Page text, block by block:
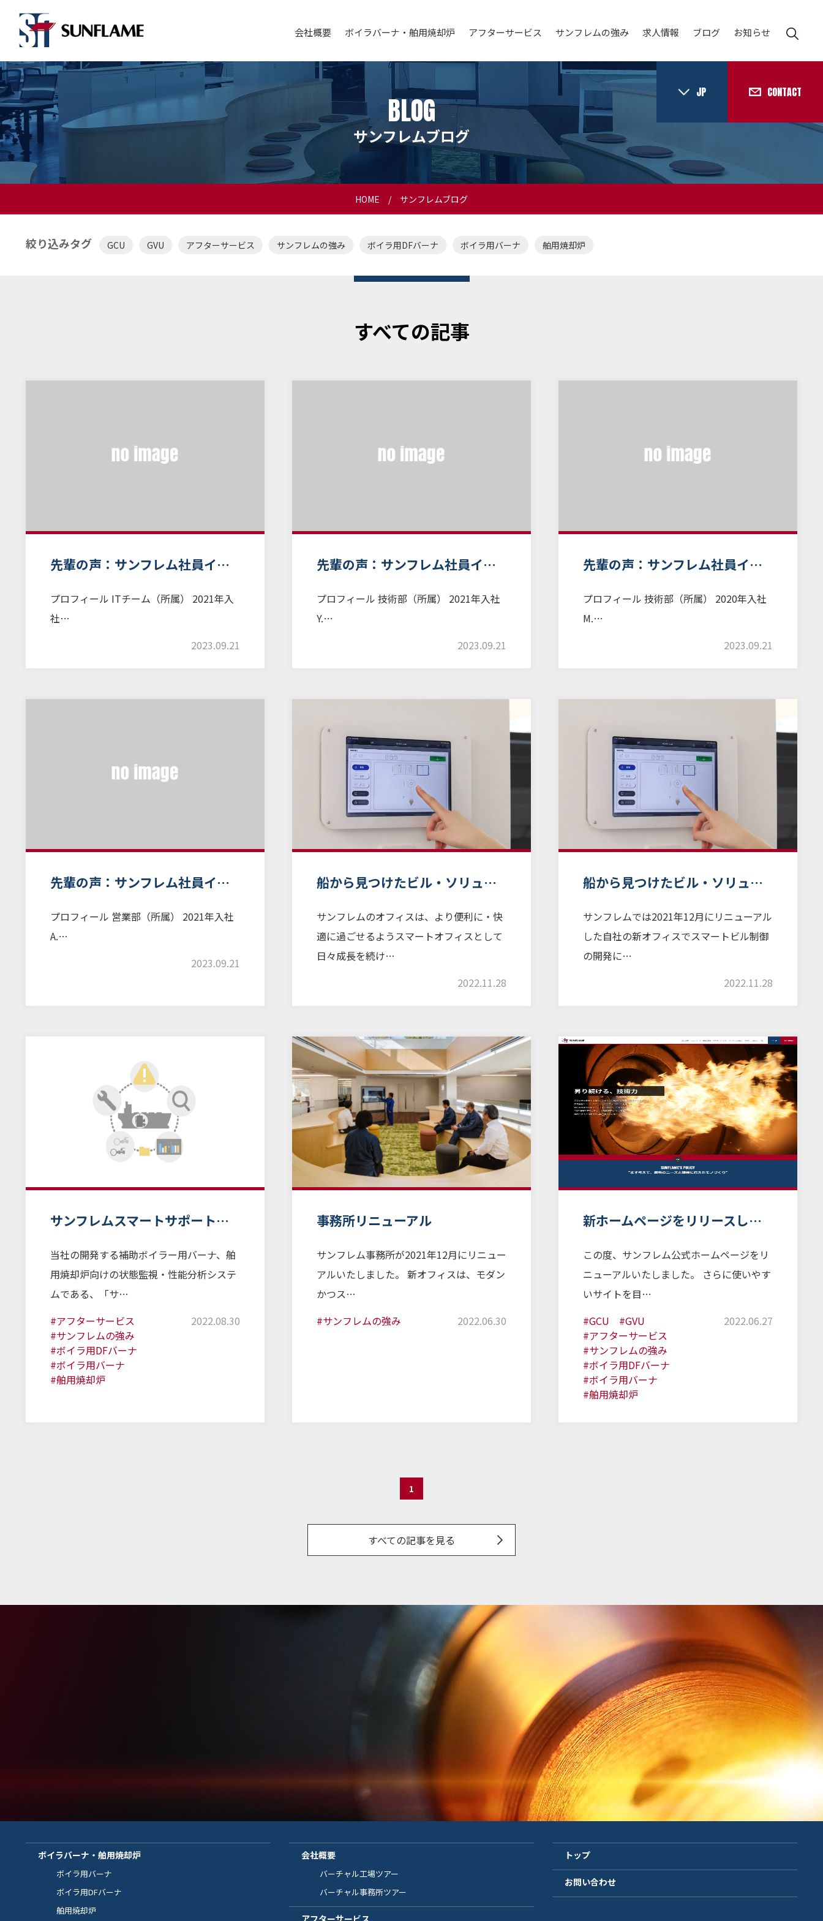
会社概要 ボイラバーナ・舶用焼却炉 アフターサービス サンフレムの強み 求人情報 ブログ お知らせ
JP CONTACT
BLOG
サンフレムブログ
HOME サンフレムブログ
絞り込みタグ GCU GVU アフターサービス サンフレムの強み ボイラ用DFバーナ ボイラ用バーナ 舶用焼却炉
すべての記事
先輩の声：サンフレム社員イ…
プロフィール ITチーム（所属） 2021年入
社…
2023.09.21
先輩の声：サンフレム社員イ…
プロフィール 技術部（所属） 2021年入社
Y.…
2023.09.21
先輩の声：サンフレム社員イ…
プロフィール 技術部（所属） 2020年入社
M.…
2023.09.21
先輩の声：サンフレム社員イ…
プロフィール 営業部（所属） 2021年入社
A.…
2023.09.21
船から見つけたビル・ソリュ…
サンフレムのオフィスは、より便利に・快
適に過ごせるようスマートオフィスとして
日々成長を続け…
2022.11.28
船から見つけたビル・ソリュ…
サンフレムでは2021年12月にリニューアル
した自社の新オフィスでスマートビル制御
の開発に…
2022.11.28
サンフレムスマートサポート…
当社の開発する補助ボイラー用バーナ、舶
用焼却炉向けの状態監視・性能分析システ
ムである、「サ…
#アフターサービス
#サンフレムの強み
#ボイラ用DFバーナ
#ボイラ用バーナ
#舶用焼却炉
2022.08.30
事務所リニューアル
サンフレム事務所が2021年12月にリニュー
アルいたしました。 新オフィスは、モダン
かつス…
#サンフレムの強み
2022.06.30
新ホームページをリリースし…
この度、サンフレム公式ホームページをリ
ニューアルいたしました。 さらに使いやす
いサイトを目…
#GCU
#GVU
#アフターサービス
#サンフレムの強み
#ボイラ用DFバーナ
#ボイラ用バーナ
#舶用焼却炉
2022.06.27
1
すべての記事を見る
ボイラバーナ・舶用焼却炉
ボイラ用バーナ
ボイラ用DFバーナ
舶用焼却炉
会社概要
バーチャル工場ツアー
バーチャル事務所ツアー
トップ
お問い合わせ